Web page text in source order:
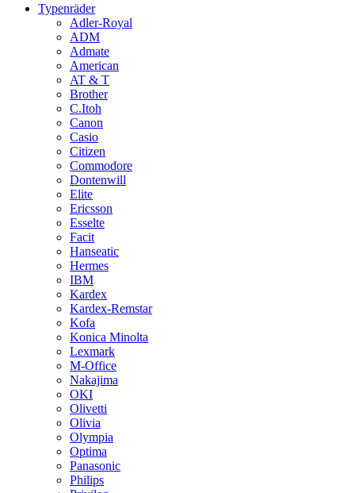
Typenräder
Adler-Royal
ADM
Admate
American
AT & T
Brother
C.Itoh
Canon
Casio
Citizen
Commodore
Dontenwill
Elite
Ericsson
Esselte
Facit
Hanseatic
Hermes
IBM
Kardex
Kardex-Remstar
Kofa
Konica Minolta
Lexmark
M-Office
Nakajima
OKI
Olivetti
Olivia
Olympia
Optima
Panasonic
Philips